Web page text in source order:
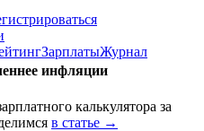
ЗарплатыЖурнал
инфляции
калькулятора за
в статье →